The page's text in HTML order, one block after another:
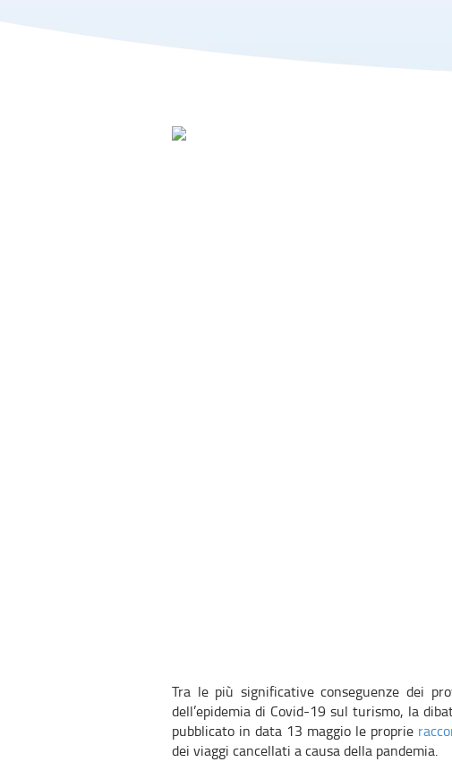
Tra le più significative conseguenze dei
dell’epidemia di Covid-19 sul turismo, la
pubblicato in data 13 maggio le proprie
dei viaggi cancellati a causa della pandemia.